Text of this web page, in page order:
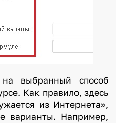
выбранный способ
Как правило, здесь
из Интернета»,
варианты. Например,